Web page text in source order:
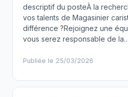
descriptif du posteÀ la
vos talents de Magasinier
différence ?Rejoignez une
vous serez responsable de
Publiée le 25/03/2026